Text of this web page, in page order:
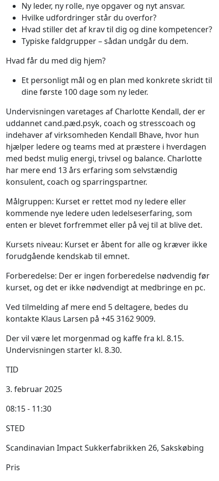
Ny leder, ny rolle, nye opgaver og nyt ansvar.
Hvilke udfordringer står du overfor?
Hvad stiller det af krav til dig og dine kompetencer?
Typiske faldgrupper – sådan undgår du dem.
Hvad får du med dig hjem?
Et personligt mål og en plan med konkrete skridt til
dine første 100 dage som ny leder.
Undervisningen varetages af Charlotte Kendall, der er
uddannet cand.pæd.psyk, coach og stresscoach og
indehaver af virksomheden Kendall Bhave, hvor hun
hjælper ledere og teams med at præstere i hverdagen
med bedst mulig energi, trivsel og balance. Charlotte
har mere end 13 års erfaring som selvstændig
konsulent, coach og sparringspartner.
Målgruppen: Kurset er rettet mod ny ledere eller
kommende nye ledere uden ledelseserfaring, som
enten er blevet forfremmet eller på vej til at blive det.
Kursets niveau: Kurset er åbent for alle og kræver ikke
forudgående kendskab til emnet.
Forberedelse: Der er ingen forberedelse nødvendig før
kurset, og det er ikke nødvendigt at medbringe en pc.
Ved tilmelding af mere end 5 deltagere, bedes du
kontakte Klaus Larsen på +45 3162 9009.
Der vil være let morgenmad og kaffe fra kl. 8.15.
Undervisningen starter kl. 8.30.
TID
3. februar 2025
08:15 - 11:30
STED
Scandinavian Impact Sukkerfabrikken 26, Sakskøbing
Pris